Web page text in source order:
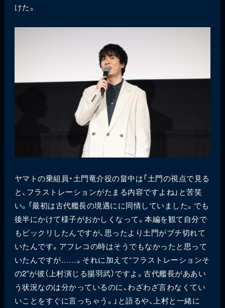
けた。
ヤマトの乗組員・土門竜介役の畠中は「土門の視点で見る
と、フラストレーションがたまる内容ですよね」と苦笑
い。「最初は古代艦長の境遇にに同情していました。でも
後半にかけて様子がおかしくなって。本編を観て自分で
もビックリしたんですが、思ったより土門がブチ切れて
いたんです。アフレコの時はそうでもなかったと思って
いたんですが……。それに加えて“フラストレーションそ
の2”が彼（上村演じる揚羽武）ですよ。古代艦長がああい
う状況なのは分かっているのに、わざわざ言わなくてい
いことをすぐに言っちゃう。」と語るや、上村と一緒に